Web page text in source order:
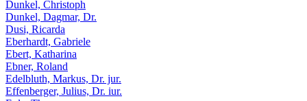
Dunkel, Christoph
Dunkel, Dagmar, Dr.
Dusi, Ricarda
Eberhardt, Gabriele
Ebert, Katharina
Ebner, Roland
Edelbluth, Markus, Dr. jur.
Effenberger, Julius, Dr. iur.